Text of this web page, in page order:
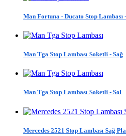
Man Fortuna - Ducato Stop Lambası
Man Tga Stop Lambası Soketli - Sağ
Man Tga Stop Lambası Soketli - Sol
Mercedes 2521 Stop Lambası Sağ